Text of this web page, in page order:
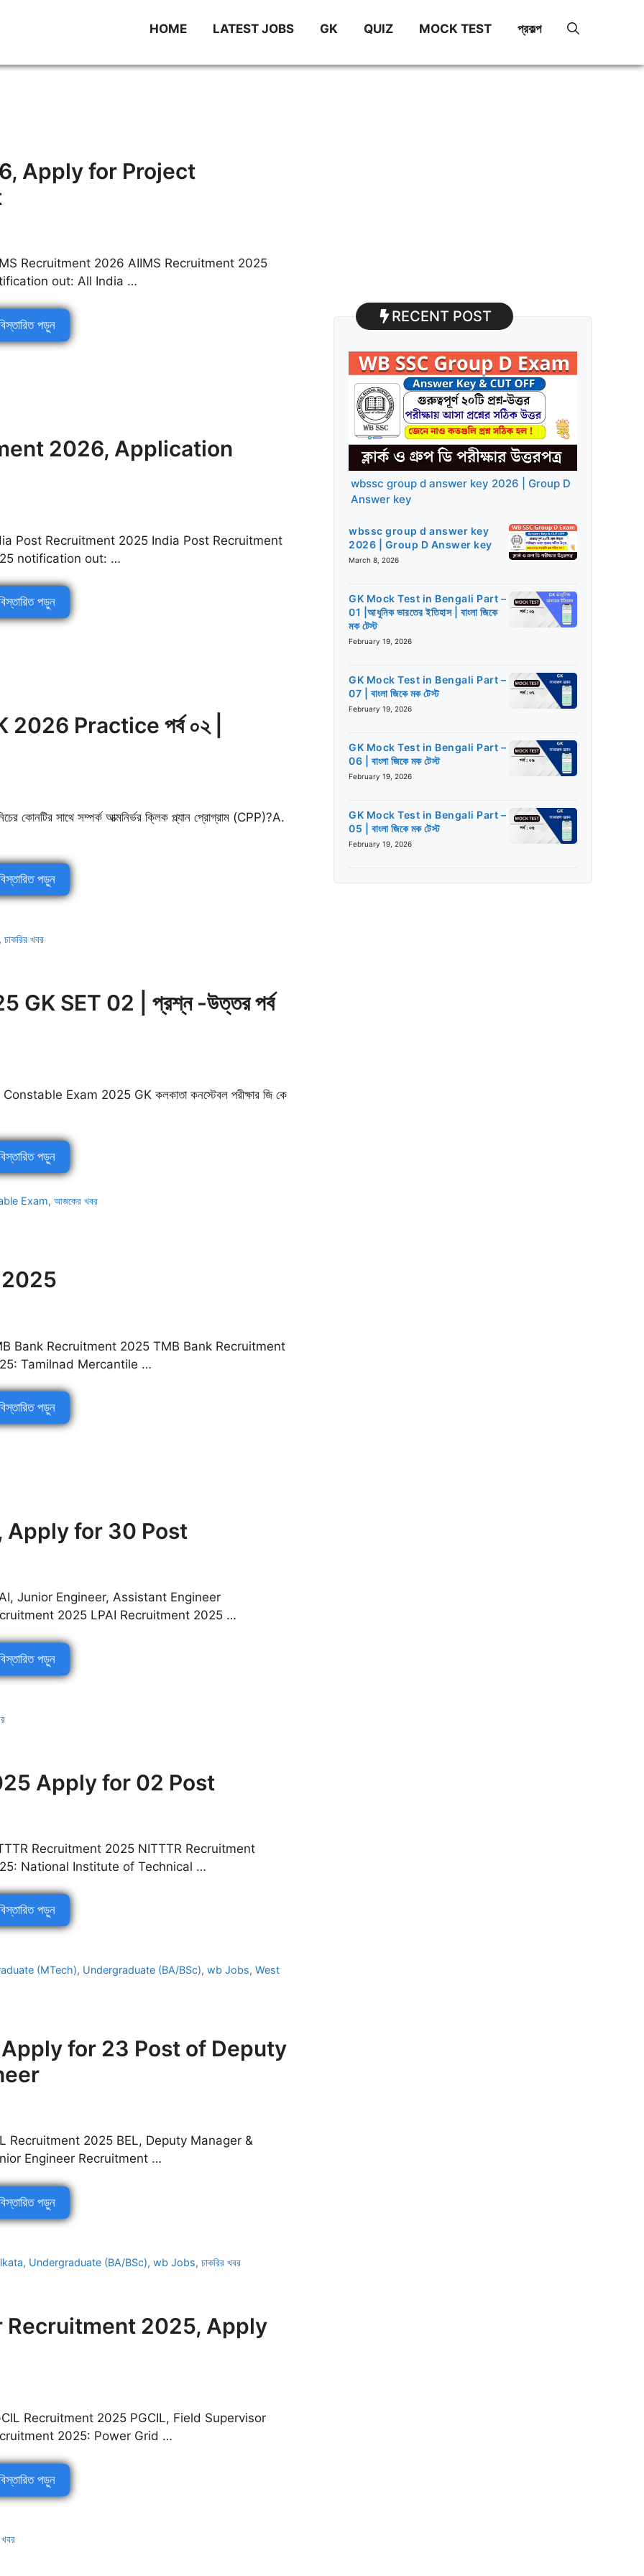
HOME LATEST JOBS GK QUIZ MOCK TEST প্রকল্প
Apply for Project
Recruitment 2026 AIIMS Recruitment 2025
out: All India …
পড়ুন
2026, Application
Post Recruitment 2025 India Post Recruitment
notification out: …
পড়ুন
Practice পর্ব ০২ |
কোনটির সাথে সম্পর্ক আত্মনির্ভর ক্লিক প্ল্যান প্রোগ্রাম (CPP)?A.
পড়ুন
,চাকরির খবর
SET 02 | প্রশ্ন -উত্তর পর্ব
Exam 2025 GK কলকাতা কনস্টেবল পরীক্ষার জি কে
পড়ুন
Exam,আজকের খবর
Bank Recruitment 2025 TMB Bank Recruitment
Tamilnad Mercantile …
পড়ুন
Apply for 30 Post
Junior Engineer, Assistant Engineer
2025 LPAI Recruitment 2025 …
পড়ুন
Apply for 02 Post
Recruitment 2025 NITTTR Recruitment
National Institute of Technical …
পড়ুন
(MTech), Undergraduate (BA/BSc),wb Jobs,West
for 23 Post of Deputy
Recruitment 2025 BEL, Deputy Manager &
Engineer Recruitment …
পড়ুন
, Undergraduate (BA/BSc),wb Jobs,চাকরির খবর
Recruitment 2025, Apply
Recruitment 2025 PGCIL, Field Supervisor
2025: Power Grid …
পড়ুন
খবর
RECENT POST
wbssc group d answer key 2026 | Group D
Answer key
wbssc group d answer key
2026 | Group D Answer key
March 8, 2026
GK Mock Test in Bengali Part –
01 |আধুনিক ভারতের ইতিহাস | বাংলা জিকে
মক টেস্ট
February 19, 2026
GK Mock Test in Bengali Part –
07 | বাংলা জিকে মক টেস্ট
February 19, 2026
GK Mock Test in Bengali Part –
06 | বাংলা জিকে মক টেস্ট
February 19, 2026
GK Mock Test in Bengali Part –
05 | বাংলা জিকে মক টেস্ট
February 19, 2026